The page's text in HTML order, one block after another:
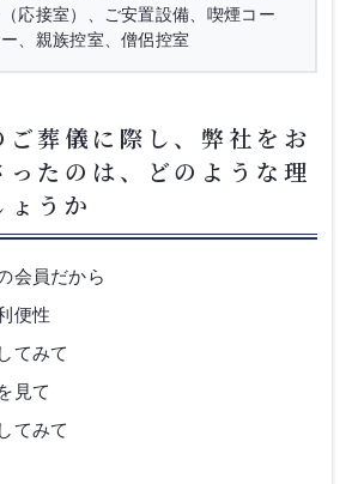
応接室）、ご安置設備、喫煙コー
、親族控室、僧侶控室
ご葬儀に際し、弊社をお
ったのは、どのような理
ょうか
会員だから
便性
てみて
見て
てみて